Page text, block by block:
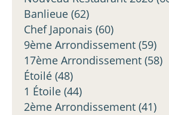
Banlieue (62)
Chef Japonais (60)
9ème Arrondissement (59)
17ème Arrondissement (58)
Étoilé (48)
1 Étoile (44)
2ème Arrondissement (41)